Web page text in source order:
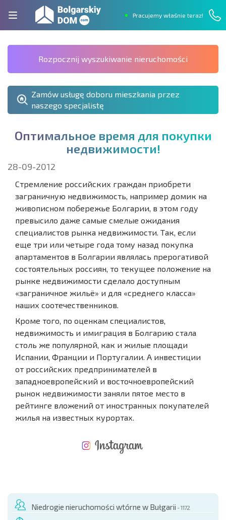
Pracujemy właśnie teraz!
Rozpocznij wyszukiwanie nieruchomości
Zamów usługę doboru mieszkania przez
naszego specjalistę
Оптимальное время для покупки
недвижимости!
28-09-2012
Стремление российских граждан приобрети
заграничную недвижимость, например домик на
живописном побережье Болгарии, в этом году
превысило даже самые смелые ожидания
специалистов рынка недвижимости. Так, если
еще три или четыре года тому назад покупка
апартаментов в Болгарии являлась прерогативой
состоятельных россиян, то текущее положение на
рынке недвижимости сделало доступным
«заграничное жильё» и для «среднего класса»
наших соотечественников.
Кроме того, по оценкам специалистов,
недвижимость и имиграция в Болгарию стала
столь же популярной, как и жилые площади
Испании, Франции и Португалии. А инвестиции
от российских предпринимателей в
западноевропейский и восточноевропейский
рынок недвижимости заняли пятое место в
рейтинге вложений от иностранных покупателей
жилья на известных курортах.
Niedrogie nieruchomości wtórne w Bułgarii - 1172